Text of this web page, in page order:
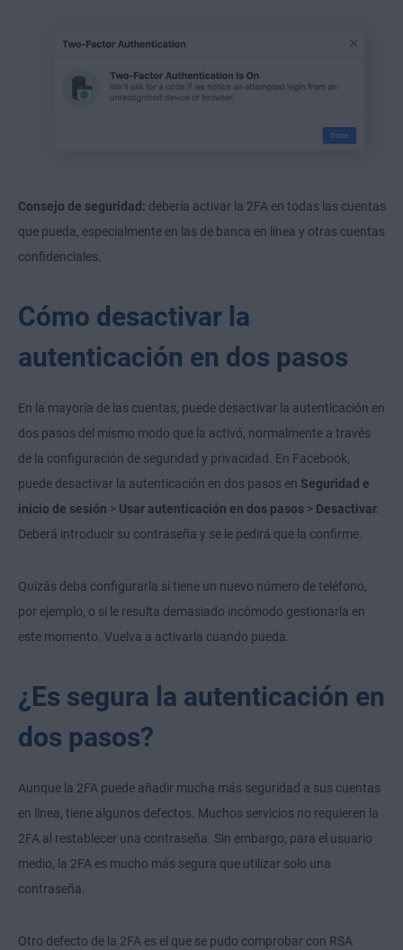
Consejo de seguridad: debería activar la 2FA en todas las cuentas
que pueda, especialmente en las de banca en línea y otras cuentas
confidenciales.
Cómo desactivar la
autenticación en dos pasos
En la mayoría de las cuentas, puede desactivar la autenticación en
dos pasos del mismo modo que la activó, normalmente a través
de la configuración de seguridad y privacidad. En Facebook,
puede desactivar la autenticación en dos pasos en Seguridad e
inicio de sesión > Usar autenticación en dos pasos > Desactivar
Deberá introducir su contraseña y se le pedirá que la confirme.
Quizás deba configurarla si tiene un nuevo número de teléfono,
por ejemplo, o si le resulta demasiado incómodo gestionarla en
este momento. Vuelva a activarla cuando pueda.
¿Es segura la autenticación en
dos pasos?
Aunque la 2FA puede añadir mucha más seguridad a sus cuentas
en línea, tiene algunos defectos. Muchos servicios no requieren la
2FA al restablecer una contraseña. Sin embargo, para el usuario
medio, la 2FA es mucho más segura que utilizar solo una
contraseña.
Otro defecto de la 2FA es el que se pudo comprobar con RSA